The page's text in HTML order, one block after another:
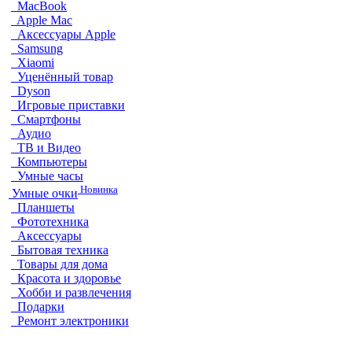
MacBook
Apple Mac
Аксессуары Apple
Samsung
Xiaomi
Уценённый товар
Dyson
Игровые приставки
Смартфоны
Аудио
ТВ и Видео
Компьютеры
Умные часы
Умные очки Новинка
Планшеты
Фототехника
Аксессуары
Бытовая техника
Товары для дома
Красота и здоровье
Хобби и развлечения
Подарки
Ремонт электроники